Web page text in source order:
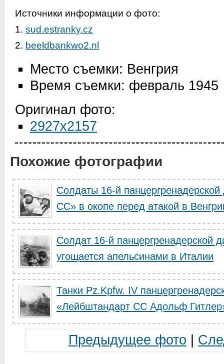
Источники информации о фото:
1. sud.estranky.cz
2. beeldbankwo2.nl
Место съемки: Венгрия
Время съемки: февраль 1945
Оригинал фото:
2927x2157
Похожие фотографии
Солдаты 16-й
СС» в окопе перед атакой в
Солдат 16-й
угощается апельсинами в Италии
Танки Pz.Kpfw. IV
«Лейбштандарт СС Адольф
Предыдущее фото